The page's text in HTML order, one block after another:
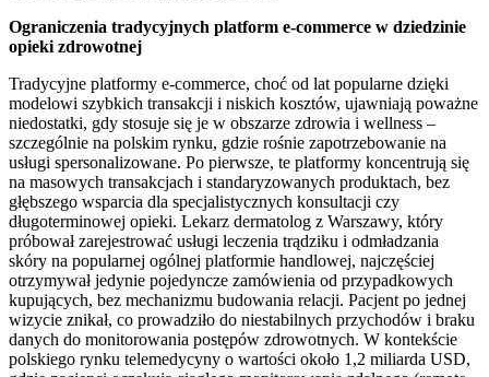
Ograniczenia tradycyjnych platform e-commerce w dziedzinie
opieki zdrowotnej
Tradycyjne platformy e-commerce, choć od lat popularne dzięki
modelowi szybkich transakcji i niskich kosztów, ujawniają poważne
niedostatki, gdy stosuje się je w obszarze zdrowia i wellness –
szczególnie na polskim rynku, gdzie rośnie zapotrzebowanie na
usługi spersonalizowane. Po pierwsze, te platformy koncentrują się
na masowych transakcjach i standaryzowanych produktach, bez
głębszego wsparcia dla specjalistycznych konsultacji czy
długoterminowej opieki. Lekarz dermatolog z Warszawy, który
próbował zarejestrować usługi leczenia trądziku i odmładzania
skóry na popularnej ogólnej platformie handlowej, najczęściej
otrzymywał jedynie pojedyncze zamówienia od przypadkowych
kupujących, bez mechanizmu budowania relacji. Pacjent po jednej
wizycie znikał, co prowadziło do niestabilnych przychodów i braku
danych do monitorowania postępów zdrowotnych. W kontekście
polskiego rynku telemedycyny o wartości około 1,2 miliarda USD,